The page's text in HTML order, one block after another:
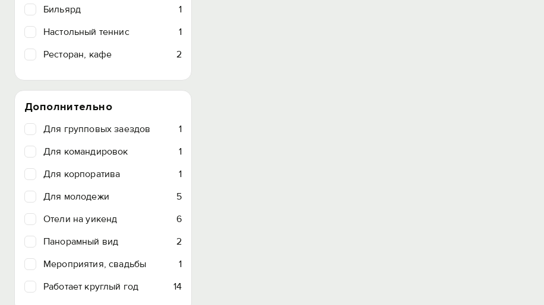
Бильярд
1
Настольный теннис
1
Ресторан, кафе
2
Дополнительно
Для групповых заездов
1
Для командировок
1
Для корпоратива
1
Для молодежи
5
Отели на уикенд
6
Панорамный вид
2
Мероприятия, свадьбы
1
Работает круглый год
14